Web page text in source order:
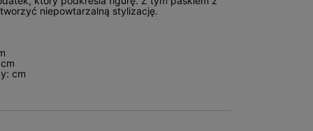
niepowtarzalną stylizację.
cm